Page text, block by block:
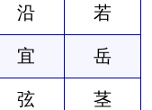
沿 若
宜 岳
弦 茎